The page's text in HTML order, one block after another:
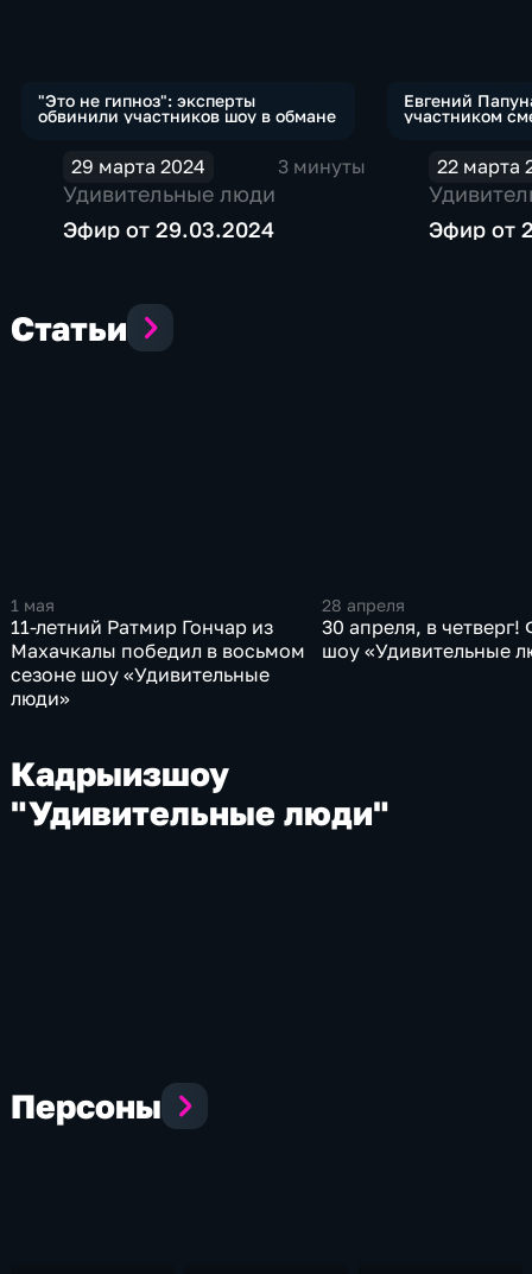
"Это не гипноз": эксперты
обвинили участников шоу в обмане
29 марта 2024 3 минуты
Удивительные люди
Эфир от 29.03.2024
Евгений
участником
22 марта
Эфир от
Статьи
1 мая
11-летний Ратмир Гончар из
Махачкалы победил в восьмом
сезоне шоу «Удивительные
люди»
28 апреля
30 апреля, в четверг!
шоу «Удивительные
Кадрыизшоу
"Удивительные люди"
Персоны